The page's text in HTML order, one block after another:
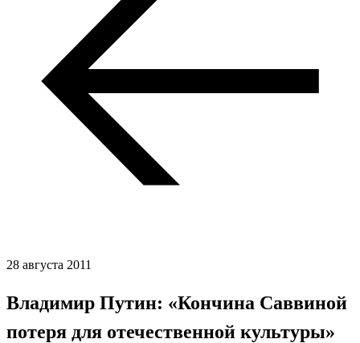
28 августа 2011
Владимир Путин: «Кончина Саввиной 
потеря для отечественной культуры»